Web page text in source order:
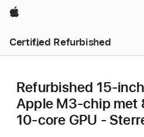
Apple
Certified Refurbished
Refurbished 15-
Apple M3-chip met
10‑core GPU -